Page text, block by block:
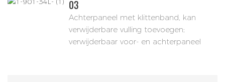
03
Achterpaneel met klittenband, kan
verwijderbare vulling toevoegen;
verwijderbaar voor- en achterpaneel